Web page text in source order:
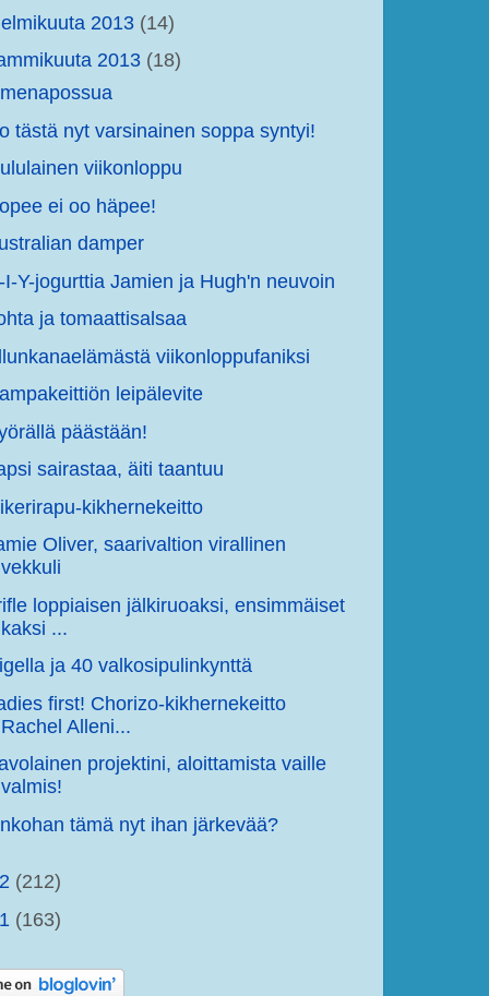
2013 (14)
2013 (18)
tästä nyt varsinainen soppa syntyi!
viikonloppu
ei oo häpee!
damper
I-Y-jogurttia Jamien ja Hugh'n neuvoin
ja tomaattisalsaa
viikonloppufaniksi
leipälevite
päästään!
sairastaa, äiti taantuu
kikhernekeitto
Oliver, saarivaltion virallinen
vekkuli
loppiaisen jälkiruoaksi, ensimmäiset
kaksi ...
ja 40 valkosipulinkynttä
first! Chorizo-kikhernekeitto
Rachel Alleni...
projektini, aloittamista vaille
valmis!
tämä nyt ihan järkevää?
(212)
(163)